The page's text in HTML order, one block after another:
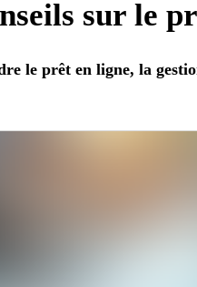
sur le
le prêt en ligne, la